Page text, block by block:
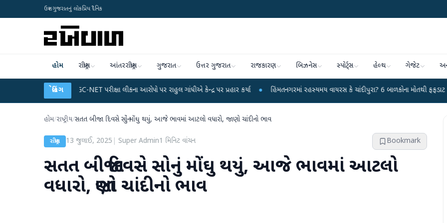
ઉત્તર ગુજરાતનું લોકપ્રિય દૈનિક
હોમ રાષ્ટ્રીય આંતરરાષ્ટ્રીય ગુજરાત ઉત્તર ગુજરાત રાજકારણ બિઝનેસ સ્પોર્ટ્સ હેલ્થ ગેજેટ
બ્રેકિંગ
UGC-NET પરીક્ષા લીકના આરોપો પર રાહુલ ગાંધીએ કેન્દ્ર પર પ્રહાર કર્યા ● હિંમતનગરમાં રહસ્યમય વાયરસ કે ચાંદીપુરા? 6 બાળકોના મોતથી ફફડાટ ● હવામાન
હોમ/રાષ્ટ્રીય/સતત બીજા દિવસે સોનું મોંઘુ થયું, આજે ભાવમાં આટલો વધારો, જાણો ચાંદીનો ભાવ
રાષ્ટ્રીય 13 જુલાઈ, 2025 Super Admin1 મિનિટ વાંચન Bookmark
સતત બીજા દિવસે સોનું મોંઘુ થયું, આજે ભાવમાં આટલો
વધારો, જાણો ચાંદીનો ભાવ